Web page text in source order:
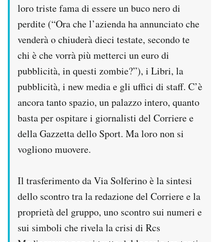
loro triste fama di essere un buco nero di
perdite (“Ora che l’azienda ha annunciato che
venderà o chiuderà dieci testate, secondo te
chi è che vorrà più metterci un euro di
pubblicità, in questi zombie?”), i Libri, la
pubblicità, i new media e gli uffici di staff. C’è
ancora tanto spazio, un palazzo intero, quanto
basta per ospitare i giornalisti del Corriere e
della Gazzetta dello Sport. Ma loro non si
vogliono muovere.
Il trasferimento da Via Solferino è la sintesi
dello scontro tra la redazione del Corriere e la
proprietà del gruppo, uno scontro sui numeri e
sui simboli che rivela la crisi di Rcs